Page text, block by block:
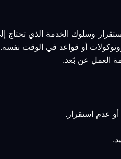
وسلوك الخدمة الذي تحتاج
أو قواعد في الوقت نفسه.
العمل عن بُعد.
عدم استقرار.